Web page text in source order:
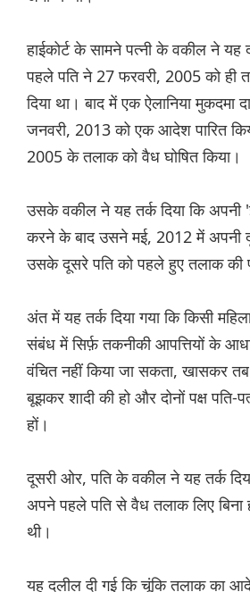
हाईकोर्ट के सामने पत्नी के वकील ने
पहले पति ने 27 फरवरी, 2005 को ही
दिया था। बाद में एक ऐलानिया मुकदमा
जनवरी, 2013 को एक आदेश पारित
2005 के तलाक को वैध घोषित किया।
उसके वकील ने यह तर्क दिया कि अपनी
करने के बाद उसने मई, 2012 में अपनी
उसके दूसरे पति को पहले हुए तलाक की
अंत में यह तर्क दिया गया कि किसी
संबंध में सिर्फ़ तकनीकी आपत्तियों के
वंचित नहीं किया जा सकता, खासकर
बूझकर शादी की हो और दोनों पक्ष
हों।
दूसरी ओर, पति के वकील ने यह तर्क
अपने पहले पति से वैध तलाक लिए बिना
थी।
यह दलील दी गई कि चूंकि तलाक का